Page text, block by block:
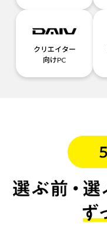
クリエイター
向けPC